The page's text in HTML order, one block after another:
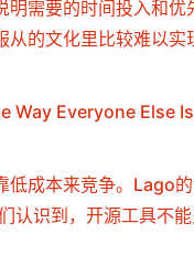
明需要的时间投入和
的文化里比较难以实
Way Everyone Else
低成本来竞争。Lago
认识到，开源工具不